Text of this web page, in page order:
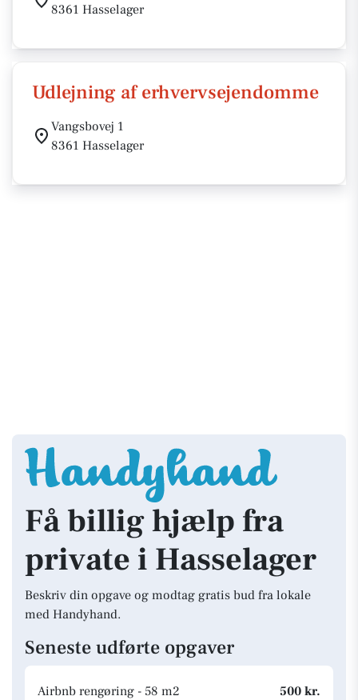
8361 Hasselager
Udlejning af erhvervsejendomme
Vangsbovej 1
8361 Hasselager
Få billig hjælp fra
private i Hasselager
Beskriv din opgave og modtag gratis bud fra lokale
med Handyhand.
Seneste udførte opgaver
Airbnb rengøring - 58 m2
500 kr.